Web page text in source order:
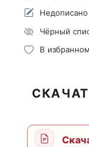
Недописано
Чёрный
В избранном